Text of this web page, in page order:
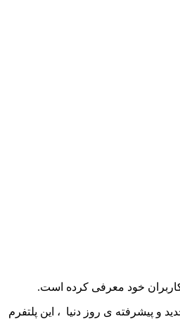
و پیشرفته ی روز دنیا ، این پلتفرم